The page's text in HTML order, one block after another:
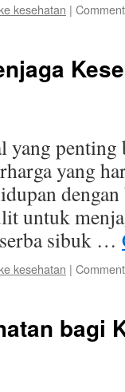
kesehatan |
yang
yang
untuk
sibuk …
kesehatan |
bagi